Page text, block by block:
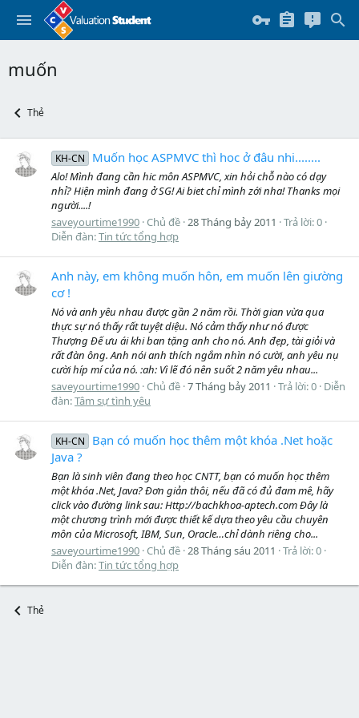
muốn
Thẻ
KH-CN Muốn học ASPMVC thì hoc ở đâu nhi........
Alo! Mình đang cần hic môn ASPMVC, xin hỏi chỗ nào có dạy
nhỉ? Hiện mình đang ở SG! Ai biet chỉ mình zới nha! Thanks mọi
người....!
saveyourtime1990 Chủ đề 28 Tháng bảy 2011
Trả lời: 0
Diễn đàn:Tin tức tổng hợp
Anh này, em không muốn hôn, em muốn lên giường
cơ !
Nó và anh yêu nhau được gần 2 năm rồi. Thời gian vừa qua
thực sự nó thấy rất tuyệt diệu. Nó cảm thấy như nó được
Thượng Đế ưu ái khi ban tặng anh cho nó. Anh đẹp, tài giỏi và
rất đàn ông. Anh nói anh thích ngắm nhìn nó cười, anh yêu nụ
cười híp mí của nó. :ah: Vì lẽ đó nên suốt 2 năm yêu nhau...
saveyourtime1990 Chủ đề 7 Tháng bảy 2011 Trả lời: 0 Diễn
đàn:Tâm sự tình yêu
KH-CN
Bạn có muốn học thêm một khóa .Net hoặc
Java ?
Bạn là sinh viên đang theo học CNTT, bạn có muốn học thêm
một khóa .Net, Java? Đơn giản thôi, nếu đã có đủ đam mê, hãy
click vào đường link sau: Http://bachkhoa-aptech.com Đây là
một chương trình mới được thiết kế dựa theo yêu cầu chuyên
môn của Microsoft, IBM, Sun, Oracle…chỉ dành riêng cho...
saveyourtime1990 Chủ đề 28 Tháng sáu 2011
Trả lời: 0
Diễn đàn:Tin tức tổng hợp
Thẻ